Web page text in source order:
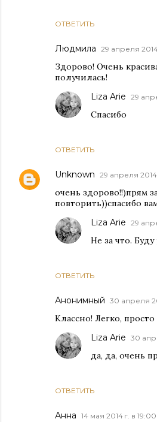
ОТВЕТИТЬ
Людмила 29 апреля 2014
Здорово! Очень
получилась!
ОТВЕТИТЬ
Liza Arie 29
Спасибо
Unknown 29 апреля 2014
очень здорово!!)прям
повторить))спасибо
ОТВЕТИТЬ
Liza Arie 29
Не за что. Буду
Анонимный 30 апреля
Классно! Легко,
ОТВЕТИТЬ
Liza Arie 30
да, да, очень
Анна 14 мая 2014 г. в 19:00